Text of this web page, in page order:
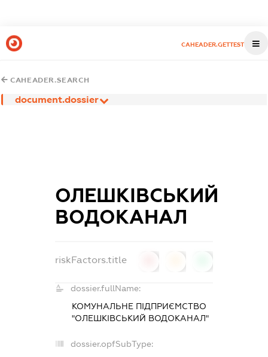
CAHEADER.GETTEST
CAHEADER.SEARCH
document.dossier
ОЛЕШКІВСЬКИЙ
ВОДОКАНАЛ
riskFactors.title
dossier.fullName:
КОМУНАЛЬНЕ ПІДПРИЄМСТВО
"ОЛЕШКІВСЬКИЙ ВОДОКАНАЛ"
dossier.opfSubType: